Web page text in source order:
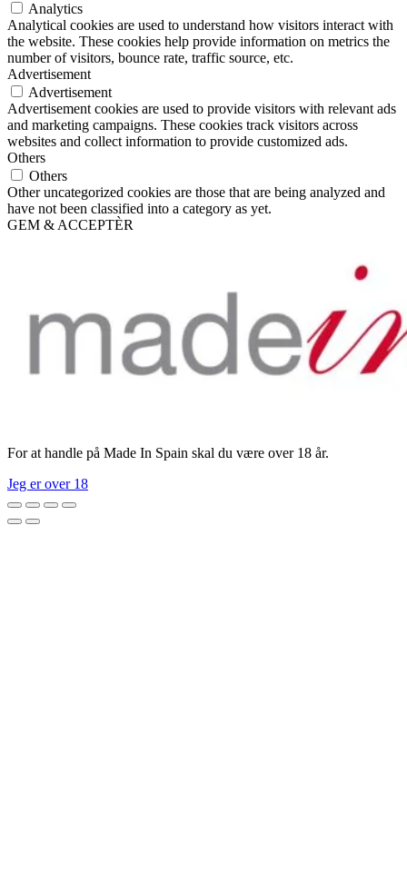
Analytics
Analytical cookies are used to understand how visitors interact with
the website. These cookies help provide information on metrics the
number of visitors, bounce rate, traffic source, etc.
Advertisement
Advertisement
Advertisement cookies are used to provide visitors with relevant ads
and marketing campaigns. These cookies track visitors across
websites and collect information to provide customized ads.
Others
Others
Other uncategorized cookies are those that are being analyzed and
have not been classified into a category as yet.
GEM & ACCEPTÈR
For at handle på Made In Spain skal du være over 18 år.
Jeg er over 18